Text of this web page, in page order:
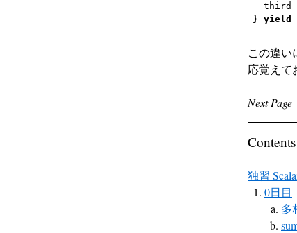
third
}
yield
この違い
応覚えて
Next Page
Contents
独習
0日目
多